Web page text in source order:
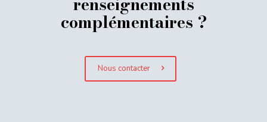
complémentaires ?
Nous contacter